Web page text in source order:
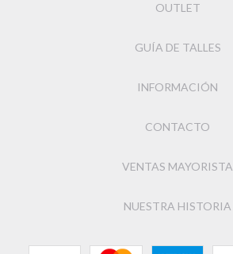
OUTLET
GUÍA DE TALLES
INFORMACIÓN
CONTACTO
VENTAS MAYORISTA
NUESTRA HISTORIA